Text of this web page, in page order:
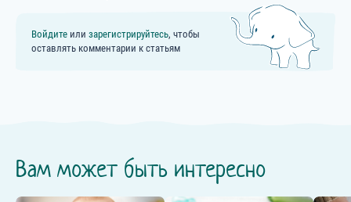
Войдите или зарегистрируйтесь, чтобы
оставлять комментарии к статьям
Вам может быть интересно